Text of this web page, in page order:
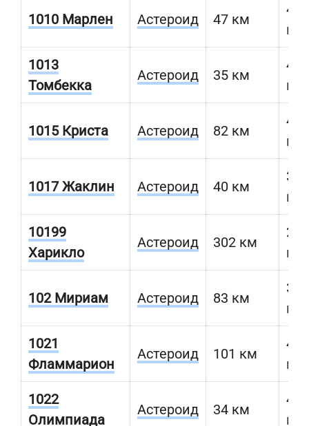
1010 Марлен Астероид 47 км
км
1013
Томбекка
Астероид 35 км
км
1015 Криста Астероид 82 км
км
1017 Жаклин Астероид 40 км
км
10199
Харикло
Астероид 302 км
км
102 Мириам Астероид 83 км
км
1021
Фламмарион
Астероид 101 км
км
1022
Олимпиада
Астероид 34 км
км